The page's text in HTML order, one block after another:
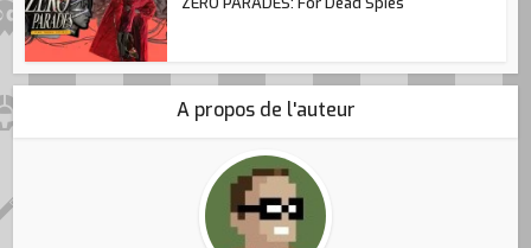
A propos de l'auteur